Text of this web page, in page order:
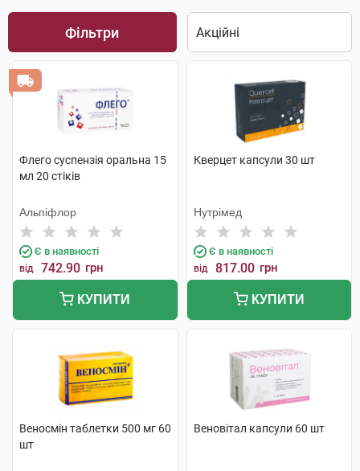
Фільтри
Флего суспензія оральна 15
мл 20 стіків
Альпіфлор
Є в наявності
від 742.90 грн
КУПИТИ
Кверцет капсули 30 шт
Нутрімед
Є в наявності
від 817.00 грн
КУПИТИ
Веносмін таблетки 500 мг 60
шт
Веновітал капсули 60 шт